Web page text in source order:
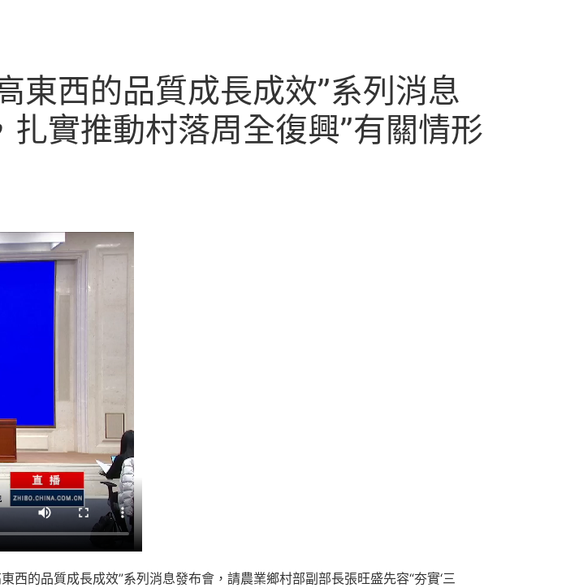
東西的品質成長成效”系列消息
扎實推動村落周全復興”有關情形
的品質成長成效”系列消息發布會，請農業鄉村部副部長張旺盛先容“夯實‘三